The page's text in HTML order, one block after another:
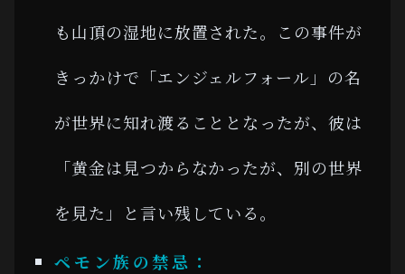
も山頂の湿地に放置された。この事件が
きっかけで「エンジェルフォール」の名
が世界に知れ渡ることとなったが、彼は
「黄金は見つからなかったが、別の世界
を見た」と言い残している。
ペモン族の禁忌：